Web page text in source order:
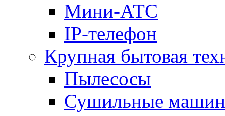
Мини-АТС
IP-телефон
Крупная бытовая
Пылесосы
Сушильные